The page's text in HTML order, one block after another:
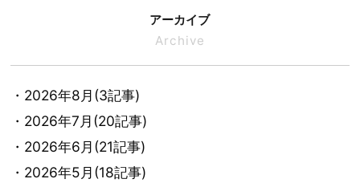
アーカイブ
Archive
・2026年8月(3記事)
・2026年7月(20記事)
・2026年6月(21記事)
・2026年5月(18記事)